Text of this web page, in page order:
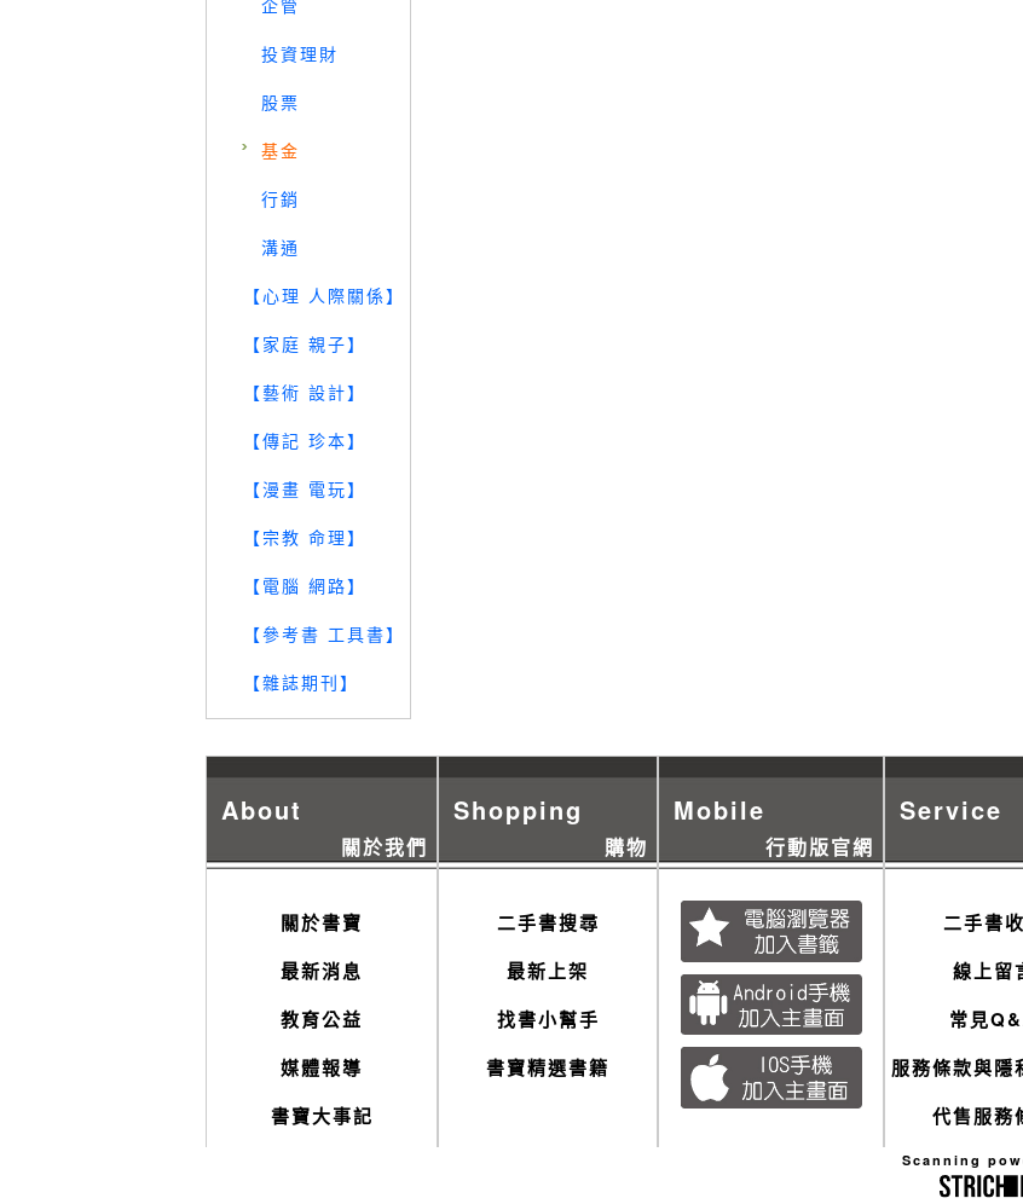
企管
投資理財
股票
基金
行銷
溝通
【心理 人際關係】
【家庭 親子】
【藝術 設計】
【傳記 珍本】
【漫畫 電玩】
【宗教 命理】
【電腦 網路】
【參考書 工具書】
【雜誌期刊】
About
關於我們
關於書寶
最新消息
教育公益
媒體報導
書寶大事記
Shopping
購物
二手書搜尋
最新上架
找書小幫手
書寶精選書籍
Mobile
行動版官網
Service
二手書
線上留
常見
服務條款與隱
代售服務
Scanning